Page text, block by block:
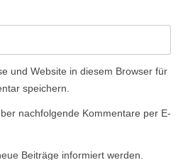
und Website in diesem Browser für
speichern.
nachfolgende Kommentare per E-
Beiträge informiert werden.